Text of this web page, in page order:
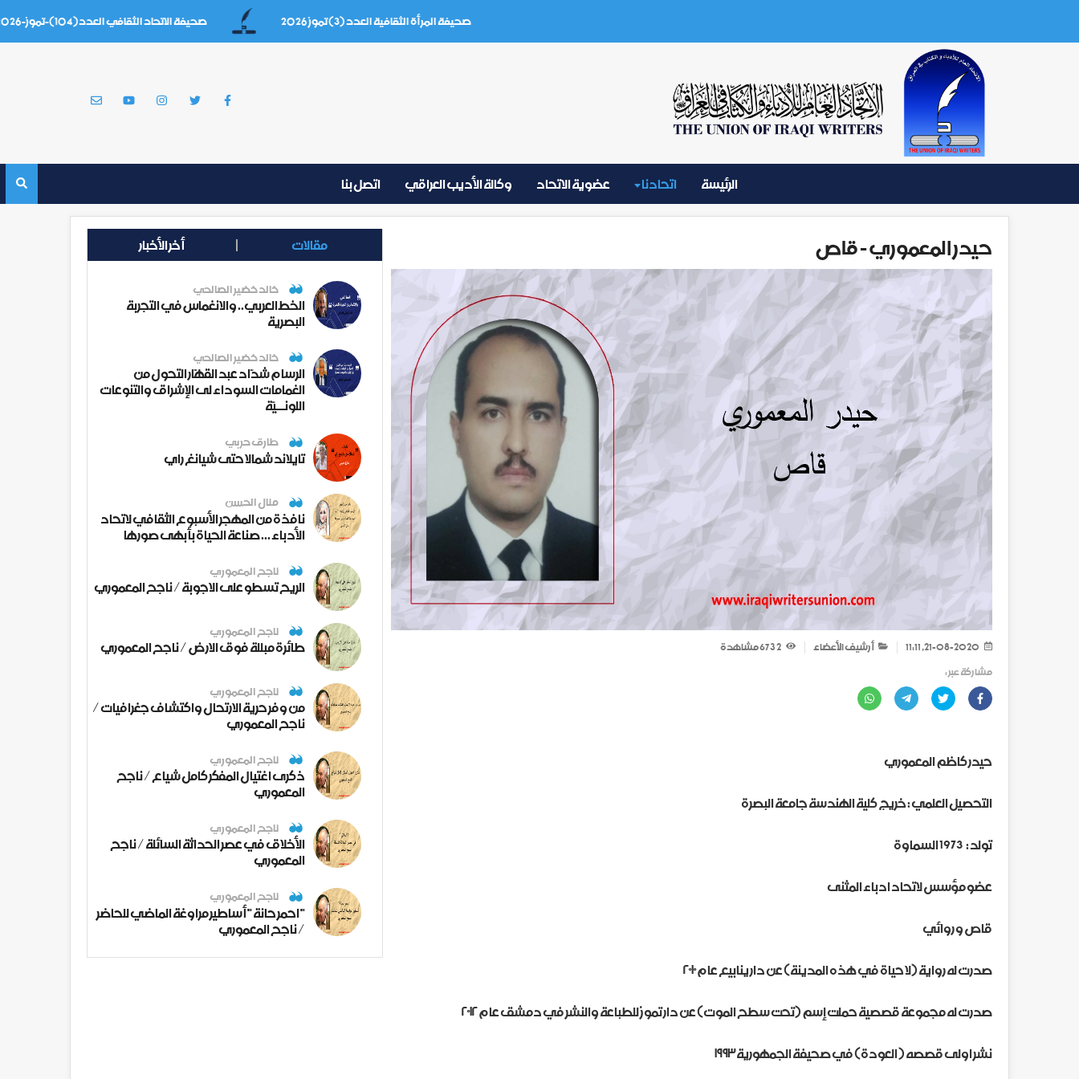
صحيفة المرأة الثقافية العدد (3) تموز 2026 صحيفة الاتحاد الثقافي العدد(104)-تموز-2026
الرئيسة اتحادنا عضوية الاتحاد وكالة الأديب العراقي اتصل بنا
حيدر المعموري - قاص
أرشيف الأعضاء 2 673
مشاهدة
مشاركة عبر :
حيدر كاظم المعموري
التحصيل العلمي : خريج كلية الهندسة جامعة البصرة
تولد : 1973 السماوة
عضو مؤسس لاتحاد ادباء المثنى
قاص و روائي
صدرت له رواية (لا حياة في هذه المدينة) عن دار ينابيع عام ٢٠١٠
صدرت له مجموعة قصصية حملت إسم (تحت سطح الموت) عن دار تموز للطباعة والنشر في دمشق عام ٢٠١٢
نشر اولى قصصه ( العودة) في صحيفة الجمهورية ١٩٩٣
مقالات أخر الأخبار
خالد خضير الصالحي
الخط العربي.. والانغماس في التجربة
البصرية
خالد خضير الصالحي
الرسام شدّاد عبد القهّار التحول من
الغمامات السوداء لى الإشراق والتنوعات
اللونــيّة
طارق حربي
تايلاند شمالا حتى شيانغ راي
منال الحسن
نافذة من المهجر الأسبوع الثقافي لاتحاد
الأدباء ... صناعة الحياة بأبهى صورها
ناجح المعموري
الريح تسطو على الاجوبة / ناجح المعموري
ناجح المعموري
طائرة مبللة فوق الارض / ناجح المعموري
ناجح المعموري
من وفر حرية الارتحال واكتشاف جغرافيات /
ناجح المعموري
ناجح المعموري
ذكرى اغتيال المفكر كامل شياع / ناجح
المعموري
ناجح المعموري
الأخلاق في عصر الحداثة السائلة / ناجح
المعموري
ناجح المعموري
" احمر حانة " أساطير مراوغة الماضي للحاضر
/ ناجح المعموري